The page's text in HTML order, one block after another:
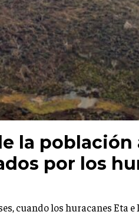
la
por los
cuando los huracanes Eta